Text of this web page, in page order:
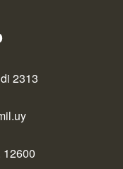
2313
12600